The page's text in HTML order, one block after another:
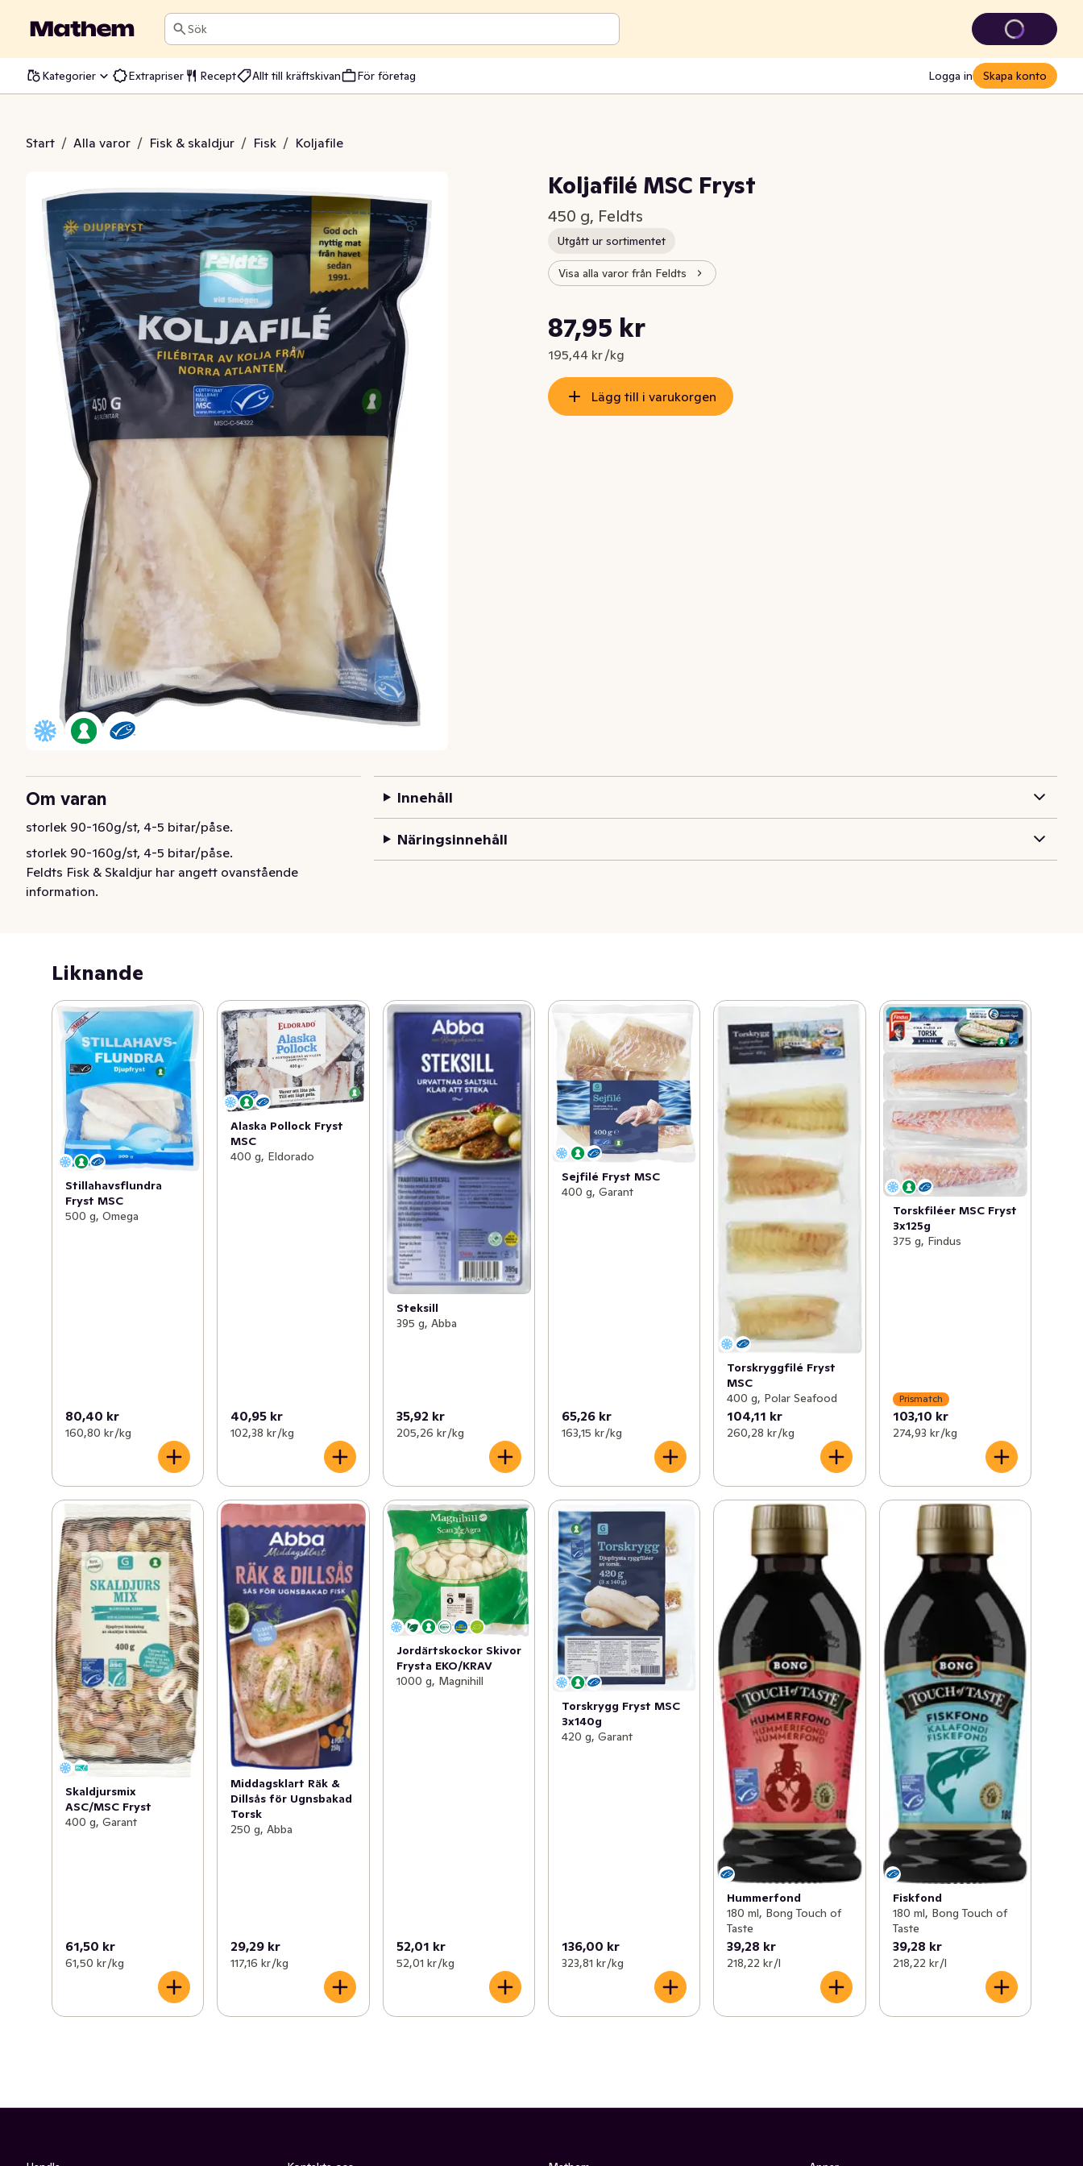
Sök
Kategorier Extrapriser Recept Allt till kräftskivan För företag Logga in Skapa konto
Start / Alla varor / Fisk & skaldjur / Fisk / Koljafile
MSC Fryst
Koljafilé MSC Fryst
450 g, Feldts
Utgått ur sortimentet
Visa alla varor från Feldts
Nuvarande pris är: 87,95 kr
87,95 kr
195,44 kr /kg
Styckpris: 195,44 kr /kg
Lägg till i varukorgen
Om varan
storlek 90-160g/st, 4-5 bitar/påse.
storlek 90-160g/st, 4-5 bitar/påse.
Feldts Fisk & Skaldjur har angett ovanstående
information.
Innehåll
Näringsinnehåll
Liknande
Stillahavsflundra
Fryst MSC
500 g, Omega
80,40 kr
160,80 kr /kg
Alaska Pollock Fryst
MSC
400 g, Eldorado
40,95 kr
102,38 kr /kg
Steksill
395 g, Abba
35,92 kr
205,26 kr /kg
Sejfilé Fryst MSC
400 g, Garant
65,26 kr
163,15 kr /kg
Torskryggfilé Fryst
MSC
400 g, Polar Seafood
104,11 kr
260,28 kr /kg
Torskfiléer MSC Fryst
3x125g
375 g, Findus
Prismatch
103,10 kr
274,93 kr /kg
Skaldjursmix
ASC/MSC Fryst
400 g, Garant
61,50 kr
61,50 kr /kg
Middagsklart Räk &
Dillsås för Ugnsbakad
Torsk
250 g, Abba
29,29 kr
117,16 kr /kg
Jordärtskockor Skivor
Frysta EKO/KRAV
1000 g, Magnihill
52,01 kr
52,01 kr /kg
Torskrygg Fryst MSC
3x140g
420 g, Garant
136,00 kr
323,81 kr /kg
Hummerfond
180 ml, Bong Touch of
Taste
39,28 kr
218,22 kr /l
Fiskfond
180 ml, Bong Touch of
Taste
39,28 kr
218,22 kr /l